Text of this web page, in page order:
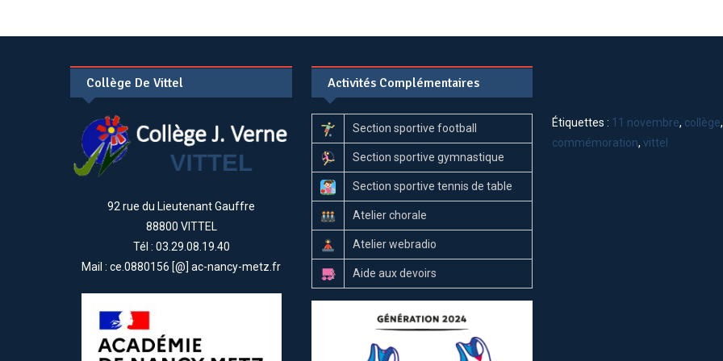
Collège De Vittel
92 rue du Lieutenant Gauffre
88800 VITTEL
Tél : 03.29.08.19.40
Mail : ce.0880156 [@] ac-nancy-metz.fr
Activités Complémentaires
Section sportive football
Section sportive gymnastique
Section sportive tennis de table
Atelier chorale
Atelier webradio
Aide aux devoirs
Étiquettes : 11 novembre, collège,
commémoration,vittel